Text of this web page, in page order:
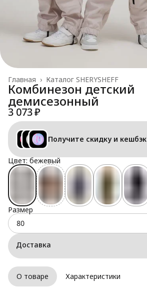
Каталог SHERYSHEFF
Главная ›
Комбинезон детский
демисезонный
3 073 ₽
Получите скидку и кешбэк
Цвет: бежевый
Размер
80
Доставка
О товаре Характеристики